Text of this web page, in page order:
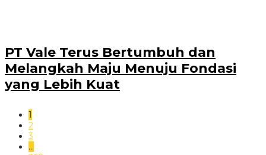
PT Vale Terus Bertumbuh dan
Melangkah Maju Menuju Fondasi
yang Lebih Kuat
1
2
3
…